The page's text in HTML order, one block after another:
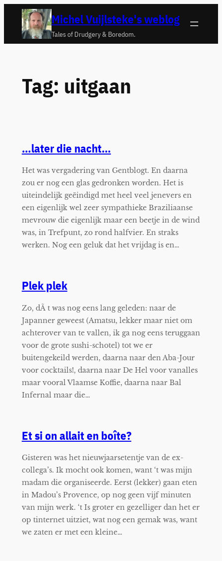
naar
Michel Vuijlsteke's weblog
Tales of Drudgery & Boredom.
Tag: uitgaan
…later die nacht…
Het was vergadering van Gentblogt. En daarna
zou er nog een glas gedronken worden. Het is
uiteindelijk geëindigd met heel veel jenevers en
een eigenlijk wel zeer sympathieke Braziliaanse
mevrouw die eigenlijk maar een beetje in de wind
was, in Trefpunt, zo rond halfvier. En straks
werken. Nog een geluk dat het vrijdag is en…
Plek plek
Zo, dÃ t was nog eens lang geleden: naar de
Japanner geweest (Amatsu, lekker maar niet om
achterover van te vallen, ik ga nog eens teruggaan
voor de grote sushi-schotel) tot we er
buitengekeild werden, daarna naar den Aba-Jour
voor cocktails!, daarna naar De Hel voor vanalles
maar vooral Vlaamse Koffie, daarna naar Bal
Infernal maar die…
Et si on allait en boîte?
Gisteren was het nieuwjaarsetentje van de ex-
collega’s. Ik mocht ook komen, want ‘t was mijn
madam die organiseerde. Eerst (lekker) gaan eten
in Madou’s Provence, op nog geen vijf minuten
van mijn werk. ‘t Is groter en gezelliger dan het er
op tinternet uitziet, wat nog een gemak was, want
we zaten er met een kleine…